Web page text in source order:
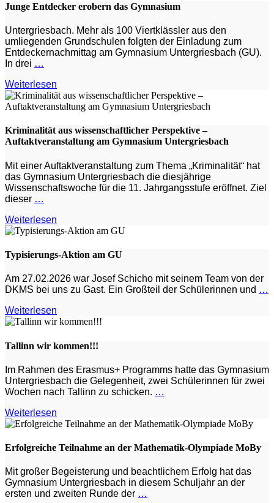
Junge Entdecker erobern das Gymnasium
Untergriesbach. Mehr als 100 Viertklässler aus den
umliegenden Grundschulen folgten der Einladung zum
Entdeckernachmittag am Gymnasium Untergriesbach (GU).
In drei …
Weiterlesen
Kriminalität aus wissenschaftlicher Perspektive –
Auftaktveranstaltung am Gymnasium Untergriesbach
Mit einer Auftaktveranstaltung zum Thema „Kriminalität“ hat
das Gymnasium Untergriesbach die diesjährige
Wissenschaftswoche für die 11. Jahrgangsstufe eröffnet. Ziel
dieser …
Weiterlesen
Typisierungs-Aktion am GU
Am 27.02.2026 war Josef Schicho mit seinem Team von der
DKMS bei uns zu Gast. Ein Großteil der Schülerinnen und …
Weiterlesen
Tallinn wir kommen!!!
Im Rahmen des Erasmus+ Programms hatte das Gymnasium
Untergriesbach die Gelegenheit, zwei Schülerinnen für zwei
Wochen nach Tallinn zu schicken. …
Weiterlesen
Erfolgreiche Teilnahme an der Mathematik-Olympiade MoBy
Mit großer Begeisterung und beachtlichem Erfolg hat das
Gymnasium Untergriesbach in diesem Schuljahr an der
ersten und zweiten Runde der …